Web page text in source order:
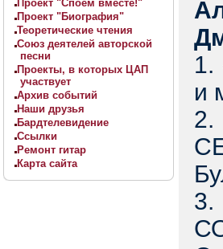
Проект "Споём вместе!"
Проект "Биография"
Теоретические чтения
Союз деятелей авторской
песни
Проекты, в которых ЦАП
участвует
Архив событий
Наши друзья
Бардтелевидение
Ссылки
Ремонт гитар
Карта сайта
1.
и
3.